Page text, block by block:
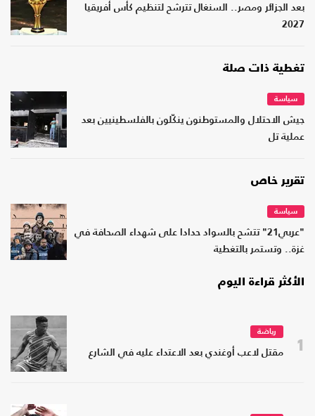
بعد الجزائر ومصر.. السنغال تترشح لتنظيم كأس أفريقيا
2027
تغطية ذات صلة
سياسة
جيش الاحتلال والمستوطنون ينكّلون بالفلسطينيين بعد
عملية تل
تقرير خاص
سياسة
"عربي21" تتشح بالسواد حدادا على شهداء الصحافة في
غزة.. وتستمر بالتغطية
الأكثر قراءة اليوم
1
رياضة
مقتل لاعب أوغندي بعد الاعتداء عليه في الشارع